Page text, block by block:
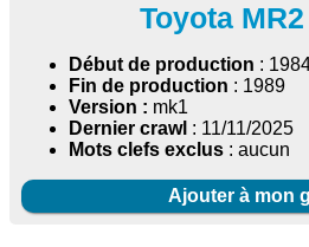
Toyota
Début de production :
Fin de production : 1989
Version : mk1
Dernier crawl : 11/11/2025
Mots clefs exclus : aucun
Ajouter à mon